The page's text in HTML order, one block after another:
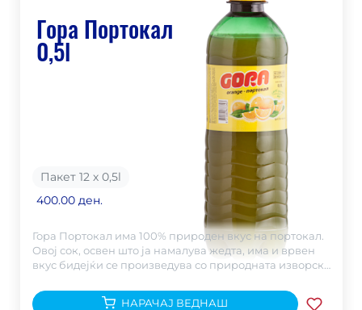
Гора Портокал
0,5l
Пакет 12 х 0,5l
400.00 ден.
Гора Портокал има 100% природен вкус на портокал.
Овој сок, освен што ја намалува жедта, има и врвен
вкус бидејќи се произведува со природната изворска
НАРАЧАЈ ВЕДНАШ